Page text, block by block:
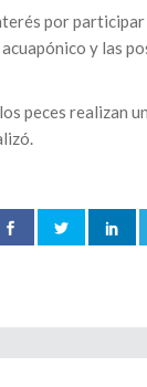
por
y las
peces realizan